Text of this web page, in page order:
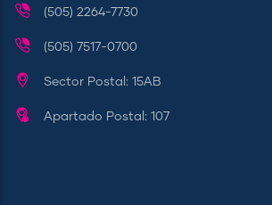
(505) 2264-7730
(505) 7517-0700
Sector Postal: 15AB
Apartado Postal: 107